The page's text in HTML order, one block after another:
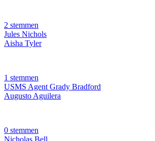
2 stemmen
Jules Nichols
Aisha Tyler
1 stemmen
USMS Agent Grady Bradford
Augusto Aguilera
0 stemmen